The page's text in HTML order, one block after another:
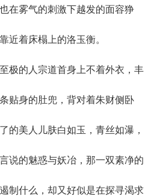
在雾气的刺激下越发的面容狰
近着床榻上的洛玉衡。
的人宗道首身上不着外衣，丰
贴身的肚兜，背对着朱财侧卧
的美人儿肤白如玉，青丝如瀑，
说的魅惑与妖冶，那一双素净的
制什么，却又好似是在探寻渴求